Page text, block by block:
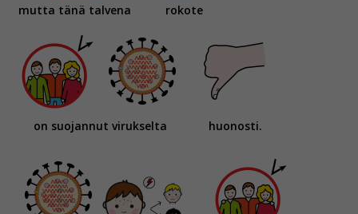
mutta tänä talvena rokote
on suojannut virukselta huonosti.